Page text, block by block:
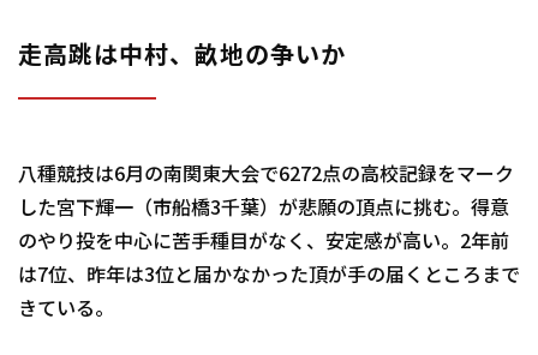
走高跳は中村、畝地の争いか
八種競技は6月の南関東大会で6272点の高校記録をマーク
した宮下輝一（市船橋3千葉）が悲願の頂点に挑む。得意
のやり投を中心に苦手種目がなく、安定感が高い。2年前
は7位、昨年は3位と届かなかった頂が手の届くところまで
きている。